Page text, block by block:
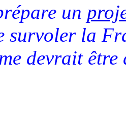
un
survoler la
devrait